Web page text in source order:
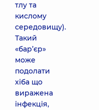
тлу та
кислому
середовищу).
Такий
«бар’єр»
може
подолати
хіба що
виражена
інфекція,